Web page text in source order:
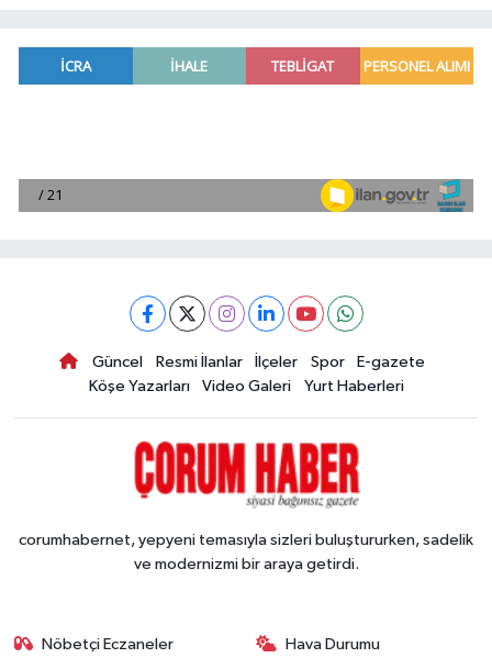
Güncel Resmi İlanlar İlçeler Spor
E-gazete
Köşe Yazarları
Video Galeri Yurt Haberleri
corumhabernet, yepyeni temasıyla sizleri buluştururken, sadelik
ve modernizmi bir araya getirdi.
Nöbetçi Eczaneler Hava Durumu